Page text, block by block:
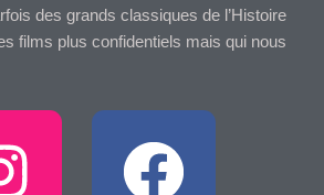
des grands classiques de l’Histoire
films plus confidentiels mais qui nous
F